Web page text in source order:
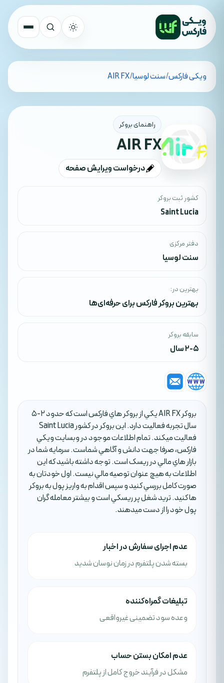
تمام کشورهاویکی فارکس/سنت لوسیا/
AIR FX
راهنمای بروکر
AIR FX
درخواست ویرایش صفحه
کشور ثبت بروکر
Saint Lucia
دفتر مرکزی
سنت لوسیا
بهترین در:
بهترین بروکر فارکس برای حرفه‌ای‌ها
سابقه بروکر
2-5 سال
بروکر AIR FX يکي از بروکر هاي فارکس است که حدود 2-5
سال تجربه فعاليت دارد. اين بروکر در کشور Saint Lucia
فعاليت ميکند. تمام اطلاعات موجود در وبسايت ويکي
فارکس، صرفا جهت دانش و آگاهي شماست. سرمايه شما در
بازار هاي مالي در ريسک است. توجه داشته باشيد که اين
اطلاعات به هيچ عنوان توصيه مالي نيست. اول خودتان به
صورت کامل بررسي کنيد و سپس اقدام به واريز پول به بروکر
ها کنيد. تريد شغل پر ريسکي است و بيشتر معامله گران
پول خود را از دست ميدهند.
عدم اجرای سفارش در اخبار
بسته شدن پلتفرم در زمان نوسان شدید
تبلیغات گمراه‌کننده
وعده سود تضمینی غیرواقعی
عدم امکان بستن حساب
مشکل در فرآیند خروج کامل از پلتفرم